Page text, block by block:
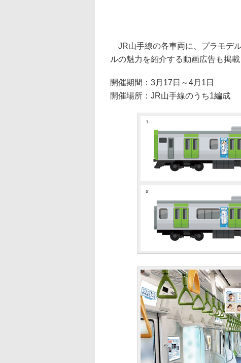
JR山手線の各車両に、プラモデ
ルの魅力を紹介する動画広告も掲載
開催期間：3月17日～4月1日
開催場所：JR山手線のうち1編成